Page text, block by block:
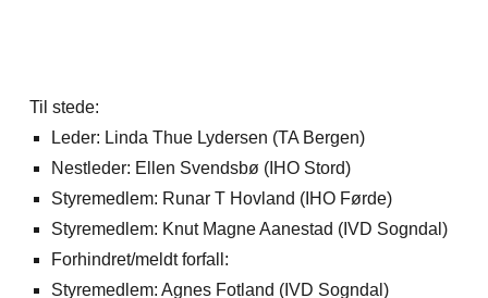
Til stede:
Leder: Linda Thue Lydersen (TA Bergen)
Nestleder: Ellen Svendsbø (IHO Stord)
Styremedlem: Runar T Hovland (IHO Førde)
Styremedlem: Knut Magne Aanestad (IVD Sogndal)
Forhindret/meldt forfall:
Styremedlem: Agnes Fotland (IVD Sogndal)